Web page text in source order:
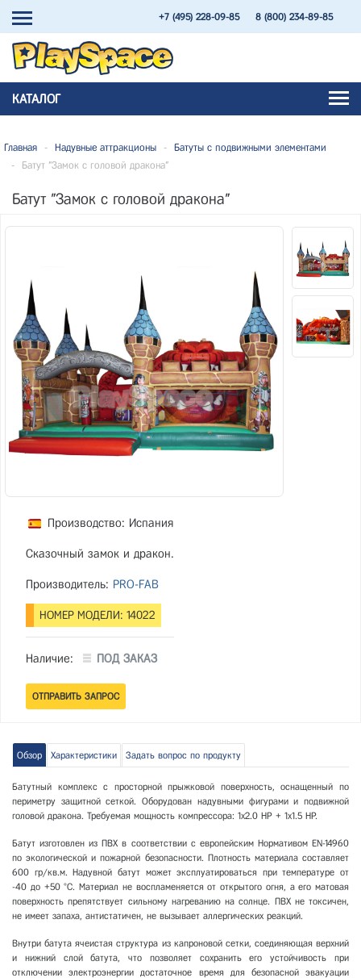
+7 (495) 228-09-85 8 (800) 234-89-85
КАТАЛОГ
Главная - Надувные аттракционы -
Батуты с подвижными элементами
-
Батут "Замок с головой дракона"
Батут "Замок с головой дракона"
Производство: Испания
Сказочный замок и дракон.
Производитель: PRO-FAB
НОМЕР МОДЕЛИ: 14022
Наличие: ПОД ЗАКАЗ
Обзор Характеристики Задать вопрос по продукту
Батутный комплекс с просторной прыжковой поверхность, оснащенный по
периметру защитной сеткой. Оборудован надувными фигурами и подвижной
головой дракона. Требуемая мощность компрессора: 1x2.0 HP + 1x1.5 HP.
Батут изготовлен из ПВХ в соответствии с европейским Нормативом ЕN-14960
по экологической и пожарной безопасности. Плотность материала составляет
600 гр/кв.м. Надувной батут может эксплуатироваться при температуре от
-40 до +50 °С. Материал не воспламеняется от открытого огня, а его матовая
поверхность препятствует сильному нагреванию на солнце. ПВХ не токсичен,
не имеет запаха, антистатичен, не вызывает аллергических реакций.
Внутри батута ячеистая структура из капроновой сетки, соединяющая верхний
и нижний слой батута, что позволяет сохранить его устойчивость при
отключении электроэнергии достаточное время для безопасной эвакуации